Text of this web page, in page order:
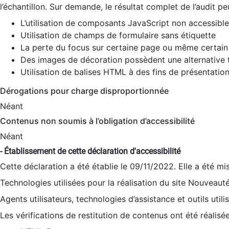
l’échantillon. Sur demande, le résultat complet de l’audit
L’utilisation de composants JavaScript non
Utilisation de champs de formulaire sans étiquette
La perte du focus sur certaine page ou même
Des images de décoration possèdent une alternative
Utilisation de balises HTML à des fins de
Dérogations pour charge disproportionnée
Néant
Contenus non soumis à l’obligation d’accessibilité
Néant
- Établissement de cette déclaration d'accessibilité
Cette déclaration a été établie le 09/11/2022. Elle a été
Technologies utilisées pour la réalisation du site
Agents utilisateurs, technologies d’assistance et outils
Les vérifications de restitution de contenus ont été